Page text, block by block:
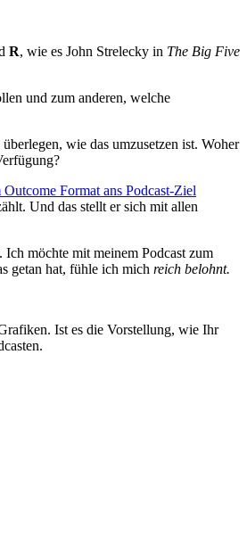
R, wie es John Strelecky in The Big Five
und zum anderen, welche
wie das umzusetzen ist. Woher
Format ans Podcast-Ziel
Und das stellt er sich mit allen
möchte mit meinem Podcast zum
getan hat, fühle ich mich reich belohnt.
Ist es die Vorstellung, wie Ihr